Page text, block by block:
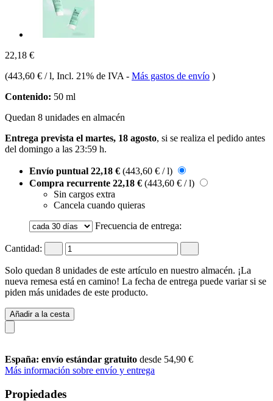
22,18 €
(443,60 € / l, Incl. 21% de IVA - Más gastos de envío )
Contenido: 50 ml
Quedan 8 unidades en almacén
Entrega prevista el martes, 18 agosto, si se realiza el pedido antes
del domingo a las 23:59 h.
Envío puntual 22,18 € (443,60 € / l)
Compra recurrente 22,18 € (443,60 € / l)
Sin cargos extra
Cancela cuando quieras
Frecuencia de entrega:
Cantidad:
Solo quedan 8 unidades de este artículo en nuestro almacén. ¡La
nueva remesa está en camino! La fecha de entrega puede variar si se
piden más unidades de este producto.
Añadir a la cesta
España: envío estándar gratuito desde 54,90 €
Más información sobre envío y entrega
Propiedades